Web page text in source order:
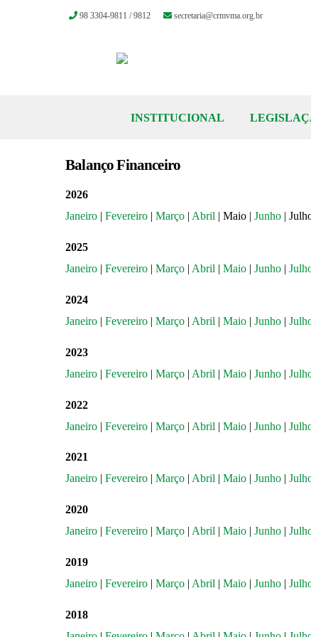
INSTITUCIONAL
98 3304-9811 / 9812 secretaria@crmvma.org.br
Balanço Financeiro
2026
Janeiro | Fevereiro | Março | Abril | Maio | Junho |
2025
Janeiro | Fevereiro | Março | Abril | Maio | Junho |
2024
Janeiro | Fevereiro | Março | Abril | Maio | Junho |
2023
Janeiro | Fevereiro | Março | Abril | Maio | Junho |
2022
Janeiro | Fevereiro | Março | Abril | Maio | Junho |
2021
Janeiro | Fevereiro | Março | Abril | Maio | Junho |
2020
Janeiro | Fevereiro | Março | Abril | Maio | Junho |
2019
Janeiro | Fevereiro | Março | Abril | Maio | Junho |
2018